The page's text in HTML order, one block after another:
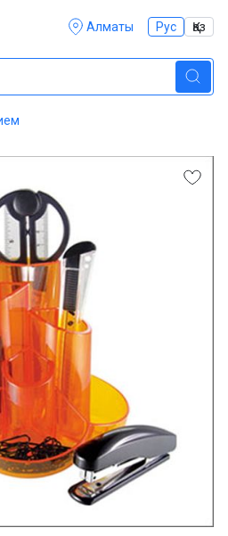
Алматы Рус Қаз